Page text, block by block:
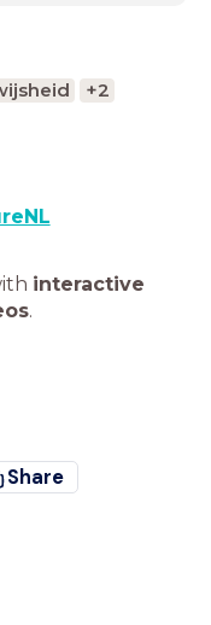
+2
interactive
.
Share